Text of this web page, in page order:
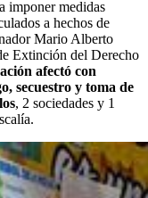
imponer medidas
a hechos de
Mario Alberto
Extinción del Derecho
afectó con
secuestro y toma de
, 2 sociedades y 1